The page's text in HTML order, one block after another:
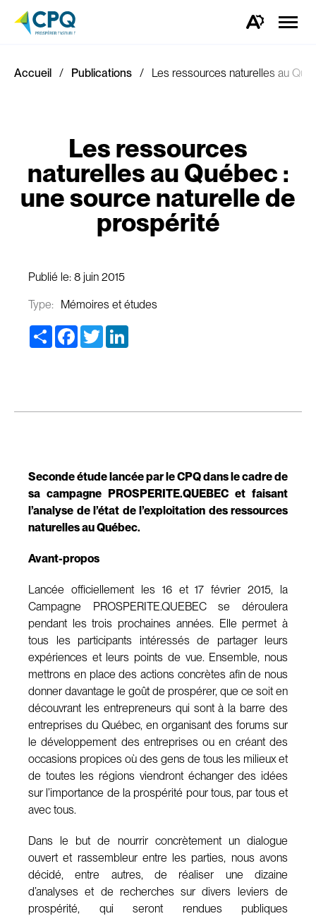
Ouvrez
d'accessibilité.
la
Accueil Publications Les ressources naturelles au
Les ressources
naturelles au Québec :
une source naturelle de
prospérité
Publié le: 8 juin 2015
Type: Mémoires et études
Share Facebook
Twitter
Seconde étude lancée par le CPQ dans le cadre de
sa campagne PROSPERITE.QUEBEC et faisant
l’analyse de l’état de l’exploitation des ressources
naturelles au Québec.
Avant-propos
Lancée officiellement les 16 et 17 février 2015, la
Campagne PROSPERITE.QUEBEC se déroulera
pendant les trois prochaines années. Elle permet à
tous les participants intéressés de partager leurs
expériences et leurs points de vue. Ensemble, nous
mettrons en place des actions concrètes afin de nous
donner davantage le goût de prospérer, que ce soit en
découvrant les entrepreneurs qui sont à la barre des
entreprises du Québec, en organisant des forums sur
le développement des entreprises ou en créant des
occasions propices où des gens de tous les milieux et
de toutes les régions viendront échanger des idées
sur l’importance de la prospérité pour tous, par tous et
avec tous.
Dans le but de nourrir concrètement un dialogue
ouvert et rassembleur entre les parties, nous avons
décidé, entre autres, de réaliser une dizaine
d’analyses et de recherches sur divers leviers de
prospérité, qui seront rendues publiques